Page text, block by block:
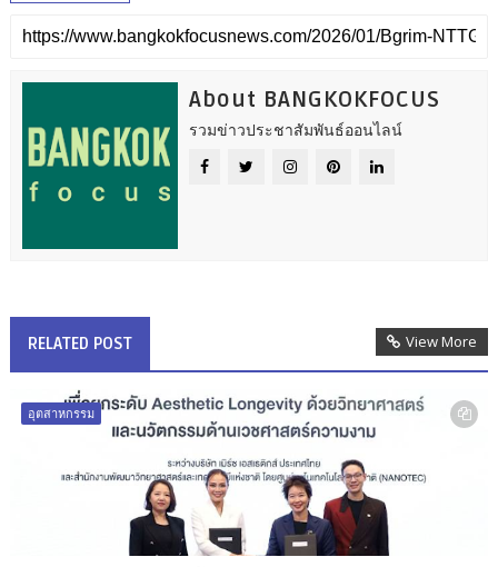
About BANGKOKFOCUS
รวมข่าวประชาสัมพันธ์ออนไลน์
RELATED POST View More
อุตสาหกรรม